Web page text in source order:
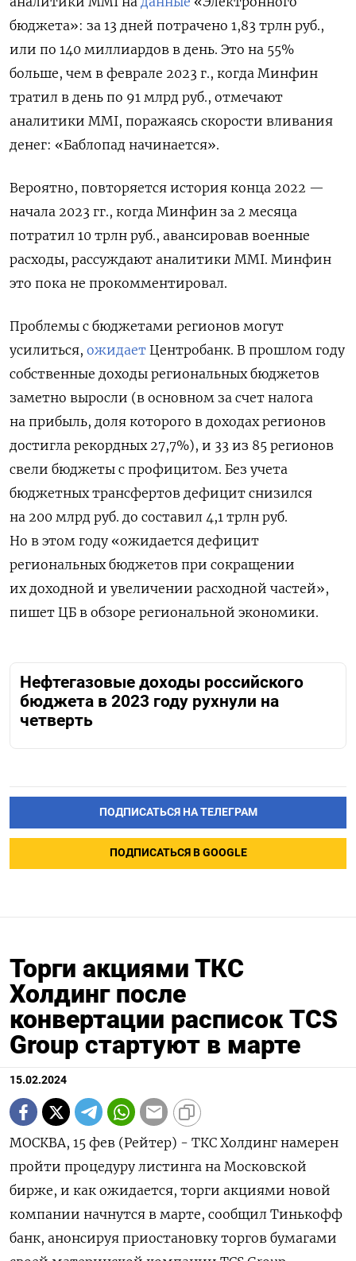
бюджета»: за 13 дней потрачено 1,83 трлн руб.,
или по 140 миллиардов в день. Это на 55%
больше, чем в феврале 2023 г., когда Минфин
тратил в день по 91 млрд руб., отмечают
аналитики MMI, поражаясь скорости вливания
денег: «Баблопад начинается».
Вероятно, повторяется история конца 2022 —
начала 2023 гг., когда Минфин за 2 месяца
потратил 10 трлн руб., авансировав военные
расходы, рассуждают аналитики MMI. Минфин
это пока не прокомментировал.
Проблемы с бюджетами регионов могут
усилиться, ожидает Центробанк. В прошлом году
собственные доходы региональных бюджетов
заметно выросли (в основном за счет налога
на прибыль, доля которого в доходах регионов
достигла рекордных 27,7%), и 33 из 85 регионов
свели бюджеты с профицитом. Без учета
бюджетных трансфертов дефицит снизился
на 200 млрд руб. до составил 4,1 трлн руб.
Но в этом году «ожидается дефицит
региональных бюджетов при сокращении
их доходной и увеличении расходной частей»,
пишет ЦБ в обзоре региональной экономики.
Нефтегазовые доходы российского
бюджета в 2023 году рухнули на
четверть
ПОДПИСАТЬСЯ НА ТЕЛЕГРАМ
ПОДПИСАТЬСЯ В GOOGLE
Торги акциями ТКС
Холдинг после
конвертации расписок TCS
Group стартуют в марте
15.02.2024
МОСКВА, 15 фев (Рейтер) - ТКС Холдинг намерен
пройти процедуру листинга на Московской
бирже, и как ожидается, торги акциями новой
компании начнутся в марте, сообщил Тинькофф
банк, анонсируя приостановку торгов бумагами